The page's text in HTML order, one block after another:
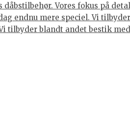
Vores fokus på
endnu mere speciel. Vi
blandt andet bestik